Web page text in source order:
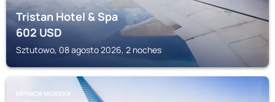
Tristan Hotel & Spa
602USD
Sztutowo, 08 agosto 2026, 2 noches
KRYNICA MORSKA